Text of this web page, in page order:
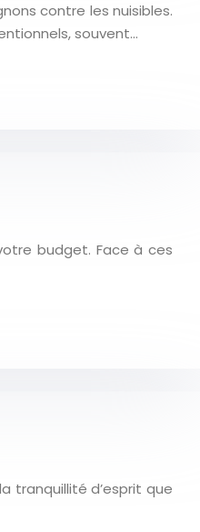
contre les nuisibles.
souvent…
budget. Face à ces
tranquillité d’esprit que